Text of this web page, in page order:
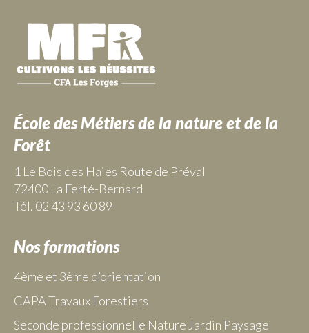
École des Métiers de la nature et de la
Forêt
1 Le Bois des Haies Route de Préval
72400 La Ferté-Bernard
Tél. 02 43 93 60 89
Nos formations
4ème et 3ème d’orientation
CAPA Travaux Forestiers
Seconde professionnelle Nature Jardin Paysage